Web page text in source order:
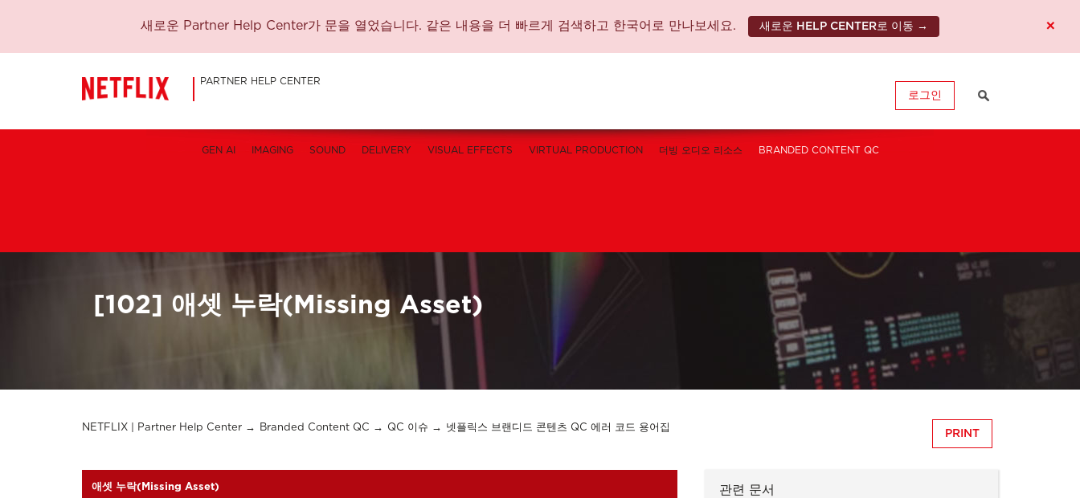
새로운 Partner Help Center가 문을 열었습니다. 같은 내용을 더 빠르게 검색하고 한국어로 만나보세요. 새로운 HELP CENTER로 이동 → ×
PARTNER HELP CENTER
로그인
GEN AI IMAGING SOUND DELIVERY VISUAL EFFECTS VIRTUAL PRODUCTION 더빙 오디오 리소스 BRANDED CONTENT QC
[102] 애셋 누락(Missing Asset)
NETFLIX | Partner Help Center Branded Content QC QC 이슈 넷플릭스 브랜디드 콘텐츠 QC 에러 코드 용어집
PRINT
애셋 누락(Missing Asset) 관련 문서